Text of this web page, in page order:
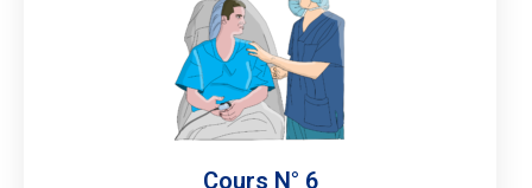
Cours N° 6